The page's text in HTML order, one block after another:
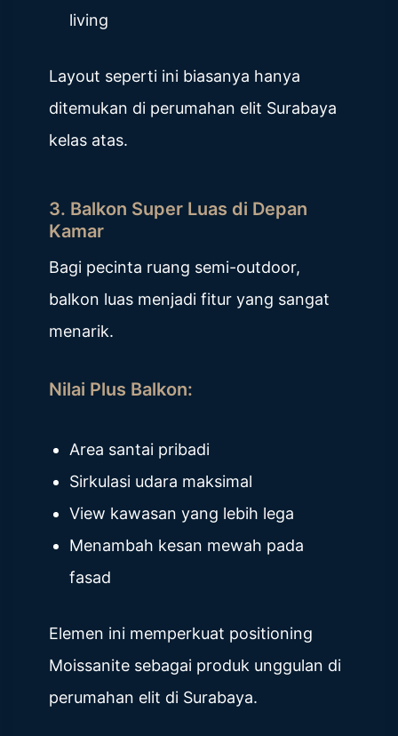
living
Layout seperti ini biasanya hanya
ditemukan di perumahan elit Surabaya
kelas atas.
3. Balkon Super Luas di Depan
Kamar
Bagi pecinta ruang semi-outdoor,
balkon luas menjadi fitur yang sangat
menarik.
Nilai Plus Balkon:
Area santai pribadi
Sirkulasi udara maksimal
View kawasan yang lebih lega
Menambah kesan mewah pada
fasad
Elemen ini memperkuat positioning
Moissanite sebagai produk unggulan di
perumahan elit di Surabaya.